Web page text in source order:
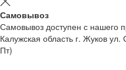
Самовывоз
Самовывоз доступен с нашего
Калужская область г. Жуков
Пт)